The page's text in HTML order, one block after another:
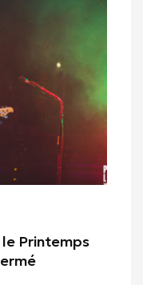
Printemps